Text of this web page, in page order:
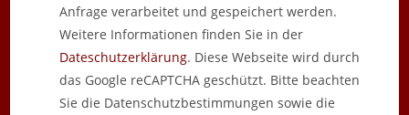
Anfrage verarbeitet und gespeichert werden.
Weitere Informationen finden Sie in der
Dateschutzerklärung. Diese Webseite wird durch
das Google reCAPTCHA geschützt. Bitte beachten
Sie die Datenschutzbestimmungen sowie die